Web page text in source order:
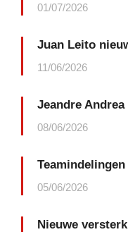
01/07/2026
Juan Leito
11/06/2026
Jeandre
08/06/2026
05/06/2026
Nieuwe